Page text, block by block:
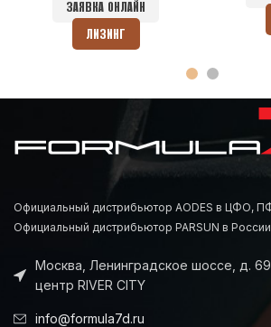
ЗАЯВКА ОНЛАЙН
ЛИЗИНГ
Официальный дистрибьютор AODES в
Официальный дистрибьютор PARSUN в
Москва, Ленинградское шоссе, д.
центр RIVER CITY
info@formula7d.ru